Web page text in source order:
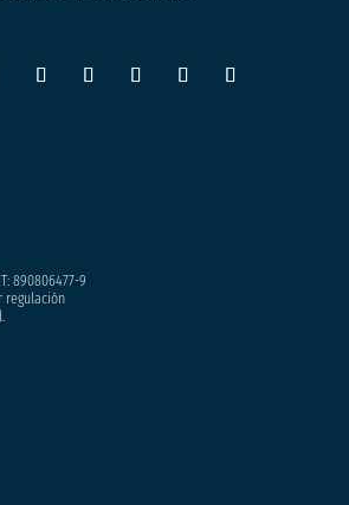
890806477-9
regulación